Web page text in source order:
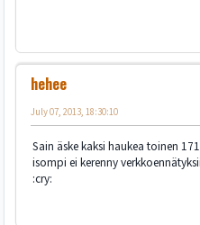
hehee
July 07, 2013, 18:30:10
Sain äske kaksi haukea toinen
isompi ei kerenny
:cry: